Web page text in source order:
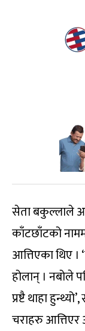
सेता बकुल्लाले
काँटछाँटको
आत्तिएका थिए
होलान् । नबोले
प्रष्टै थाहा
चराहरु